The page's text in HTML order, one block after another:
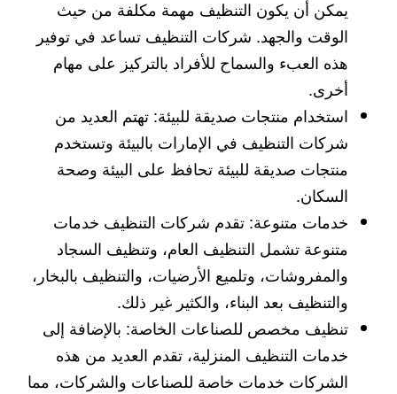
يمكن أن يكون التنظيف مهمة مكلفة من حيث
الوقت والجهد. شركات التنظيف تساعد في توفير
هذه العبء والسماح للأفراد بالتركيز على مهام
أخرى.
استخدام منتجات صديقة للبيئة: تهتم العديد من
شركات التنظيف في الإمارات بالبيئة وتستخدم
منتجات صديقة للبيئة تحافظ على البيئة وصحة
السكان.
خدمات متنوعة: تقدم شركات التنظيف خدمات
متنوعة تشمل التنظيف العام، وتنظيف السجاد
والمفروشات، وتلميع الأرضيات، والتنظيف بالبخار،
والتنظيف بعد البناء، والكثير غير ذلك.
تنظيف مخصص للصناعات الخاصة: بالإضافة إلى
خدمات التنظيف المنزلية، تقدم العديد من هذه
الشركات خدمات خاصة للصناعات والشركات، مما